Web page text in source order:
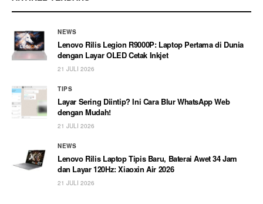
NEWS
Lenovo Rilis Legion R9000P: Laptop Pertama di Dunia
dengan Layar OLED Cetak Inkjet
21 JULI 2026
TIPS
Layar Sering Diintip? Ini Cara Blur WhatsApp Web
dengan Mudah!
21 JULI 2026
NEWS
Lenovo Rilis Laptop Tipis Baru, Baterai Awet 34 Jam
dan Layar 120Hz: Xiaoxin Air 2026
21 JULI 2026